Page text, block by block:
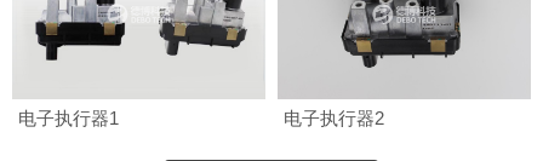
电子执行器1 电子执行器2